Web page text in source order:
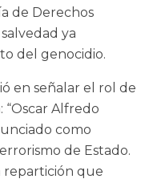
de Derechos
ya
del genocidio.
en señalar el rol de
“Oscar Alfredo
como
de Estado.
repartición que